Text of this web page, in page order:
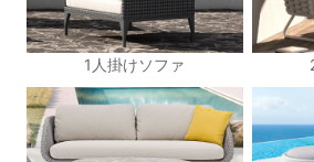
1人掛けソファ